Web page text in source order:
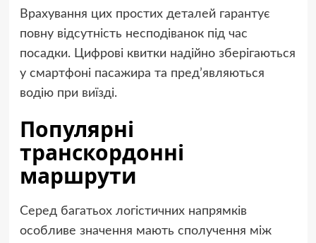
Врахування цих простих деталей гарантує
повну відсутність несподіванок під час
посадки. Цифрові квитки надійно зберігаються
у смартфоні пасажира та пред’являються
водію при виїзді.
Популярні
транскордонні
маршрути
Серед багатьох логістичних напрямків
особливе значення мають сполучення між